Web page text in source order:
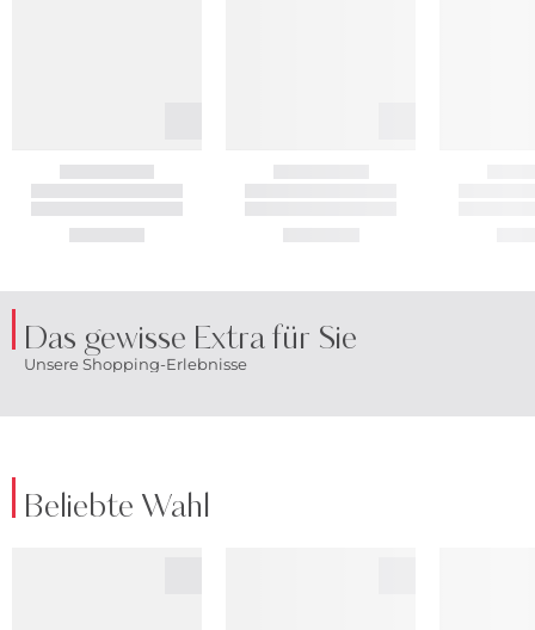
Das gewisse Extra für Sie
Unsere Shopping-Erlebnisse
Beliebte Wahl